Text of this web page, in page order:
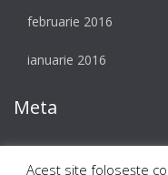
februarie 2016
ianuarie 2016
Meta
Autentificare
Acest site foloseşte